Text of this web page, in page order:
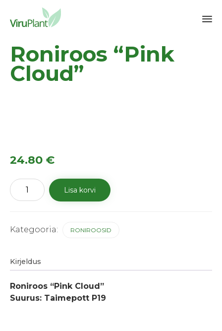
Roniroos “Pink
Cloud”
24.80 €
Roniroos
"Pink
Cloud"
Lisa korvi
Kategooria: RONIROOSID
Kirjeldus
Roniroos “Pink Cloud”
Suurus: Taimepott P19